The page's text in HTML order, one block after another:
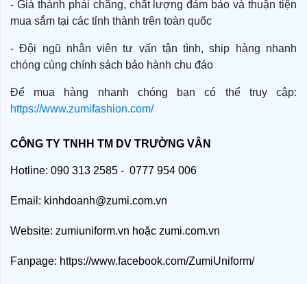
- Giá thành phải chăng, chất lượng đảm bảo và thuận tiện
mua sắm tại các tỉnh thành trên toàn quốc
- Đội ngũ nhân viên tư vấn tận tình, ship hàng nhanh
chóng cùng chính sách bảo hành chu đáo
Để mua hàng nhanh chóng bạn có thể truy cập:
https://www.zumifashion.com/
CÔNG TY TNHH TM DV TRƯỜNG VÂN
Hotline: 090 313 2585 - 0777 954 006
Email: kinhdoanh@zumi.com.vn
Website: zumiuniform.vn hoặc zumi.com.vn
Fanpage: https://www.facebook.com/ZumiUniform/